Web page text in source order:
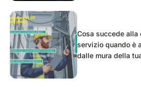
Cosa succede
servizio quando è
dalle mura della